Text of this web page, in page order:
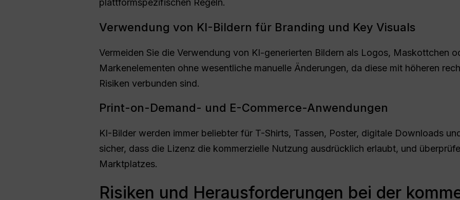
plattformspezifischen Regeln.
Verwendung von KI-Bildern für Branding und Key Visuals
Vermeiden Sie die Verwendung von KI-generierten Bildern als Logos, Maskottchen
Markenelementen ohne wesentliche manuelle Änderungen, da diese mit höheren
Risiken verbunden sind.
Print-on-Demand- und E-Commerce-Anwendungen
KI-Bilder werden immer beliebter für T-Shirts, Tassen, Poster, digitale Downloads
sicher, dass die Lizenz die kommerzielle Nutzung ausdrücklich erlaubt, und
Marktplatzes.
Risiken und Herausforderungen bei der